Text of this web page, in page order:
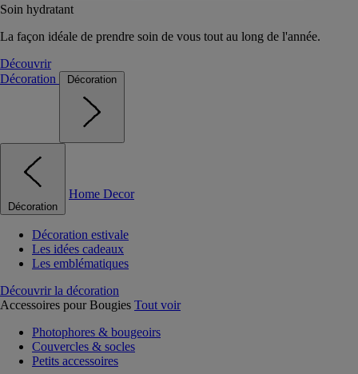
Soin hydratant
La façon idéale de prendre soin de vous tout au long de l'année.
Découvrir
Décoration
Décoration
Décoration
Home Decor
Décoration estivale
Les idées cadeaux
Les emblématiques
Découvrir la décoration
Accessoires pour Bougies Tout voir
Photophores & bougeoirs
Couvercles & socles
Petits accessoires